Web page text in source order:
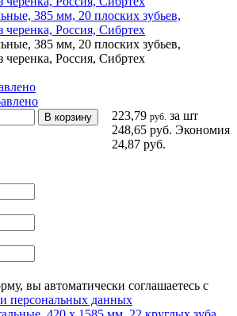
385 мм, 20 плоских зубьев,
черенка, Россия, Сибртех
385 мм, 20 плоских зубьев,
черенка, Россия, Сибртех
223,79 руб. за шт
248,65 руб. Экономия
24,87 руб.
В корзину
вы автоматически соглашаетесь с
персональных данных